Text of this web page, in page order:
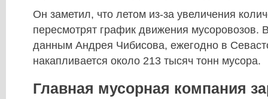
Он заметил, что летом из-за увеличения
пересмотрят график движения мусоровозов.
данным Андрея Чибисова, ежегодно в
накапливается около 213 тысяч тонн мусора.
Главная мусорная компания